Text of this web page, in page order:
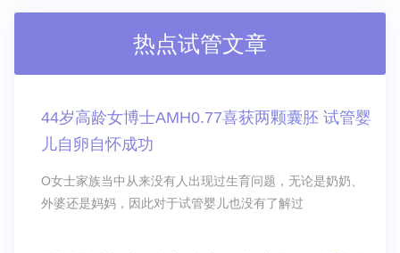
热点试管文章
44岁高龄女博士AMH0.77喜获两颗囊胚 试管婴
儿自卵自怀成功
O女士家族当中从来没有人出现过生育问题，无论是奶奶、
外婆还是妈妈，因此对于试管婴儿也没有了解过